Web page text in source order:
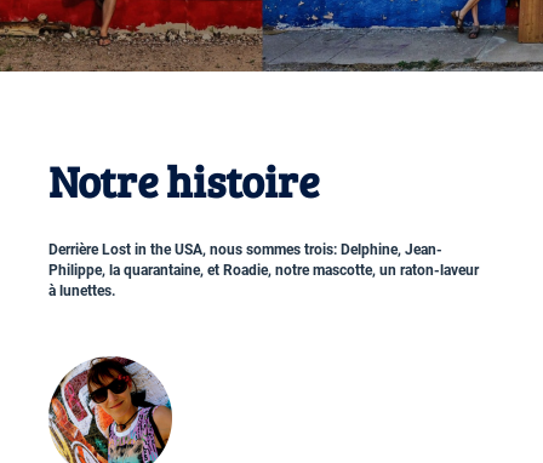
Notre histoire
Derrière Lost in the USA, nous sommes trois: Delphine, Jean-
Philippe, la quarantaine, et Roadie, notre mascotte, un raton-laveur
à lunettes.